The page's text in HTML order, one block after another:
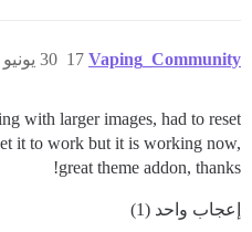
Vaping_Community 30 يونيو 2018، 7:26ص 17
with larger images, had to reset
it to work but it is working now,
great theme addon, thanks!
إعجاب واحد (1)